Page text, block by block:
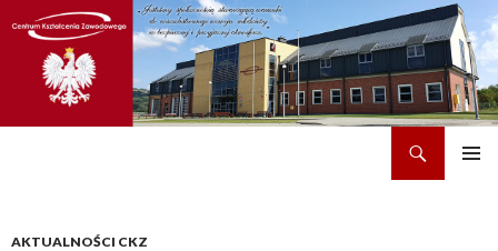
AKTUALNOŚCI CKZ